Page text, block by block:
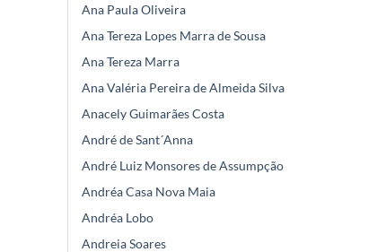
Ana Paula Oliveira
Ana Tereza Lopes Marra de Sousa
Ana Tereza Marra
Ana Valéria Pereira de Almeida Silva
Anacely Guimarães Costa
André de Sant´Anna
André Luiz Monsores de Assumpção
Andréa Casa Nova Maia
Andréa Lobo
Andreia Soares